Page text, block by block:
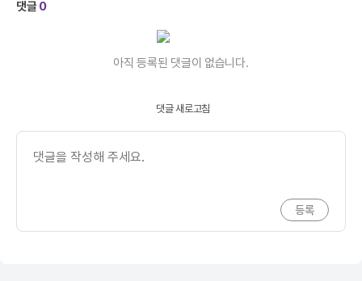
댓글0
아직 등록된 댓글이 없습니다.
댓글 새로고침